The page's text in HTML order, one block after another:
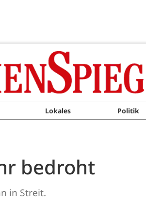
Lokales Politik
bedroht
in Streit.